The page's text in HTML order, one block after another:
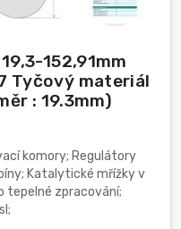
152,91mm
Tyčový materiál
: 19.3mm)
komory; Regulátory
Katalytické mřížky v
tepelné zpracování;